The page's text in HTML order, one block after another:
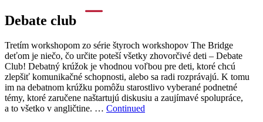
Debate club
Tretím workshopom zo série štyroch workshopov The Bridge
deťom je niečo, čo určite poteší všetky zhovorčivé deti – Debate
Club! Debatný krúžok je vhodnou voľbou pre deti, ktoré chcú
zlepšiť komunikačné schopnosti, alebo sa radi rozprávajú. K tomu
im na debatnom krúžku pomôžu starostlivo vyberané podnetné
témy, ktoré zaručene naštartujú diskusiu a zaujímavé spolupráce,
a to všetko v angličtine. … Continued